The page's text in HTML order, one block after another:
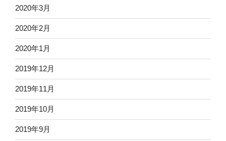
2020年3月
2020年2月
2020年1月
2019年12月
2019年11月
2019年10月
2019年9月